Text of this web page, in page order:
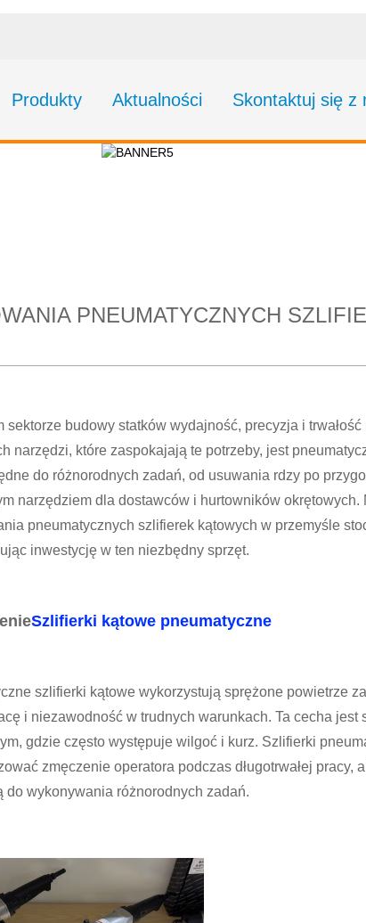
Produkty Aktualności Skontaktuj się z
PNEUMATYCZNYCH
sektorze budowy statków wydajność, precyzja i
narzędzi, które zaspokajają te potrzeby, jest
do różnorodnych zadań, od usuwania rdzy po
narzędziem dla dostawców i hurtowników okrętowych.
pneumatycznych szlifierek kątowych w przemyśle
inwestycję w ten niezbędny sprzęt.
Szlifierki kątowe pneumatyczne
szlifierki kątowe wykorzystują sprężone powietrze
i niezawodność w trudnych warunkach. Ta cecha
gdzie często występuje wilgoć i kurz. Szlifierki
zmęczenie operatora podczas długotrwałej pracy,
do wykonywania różnorodnych zadań.